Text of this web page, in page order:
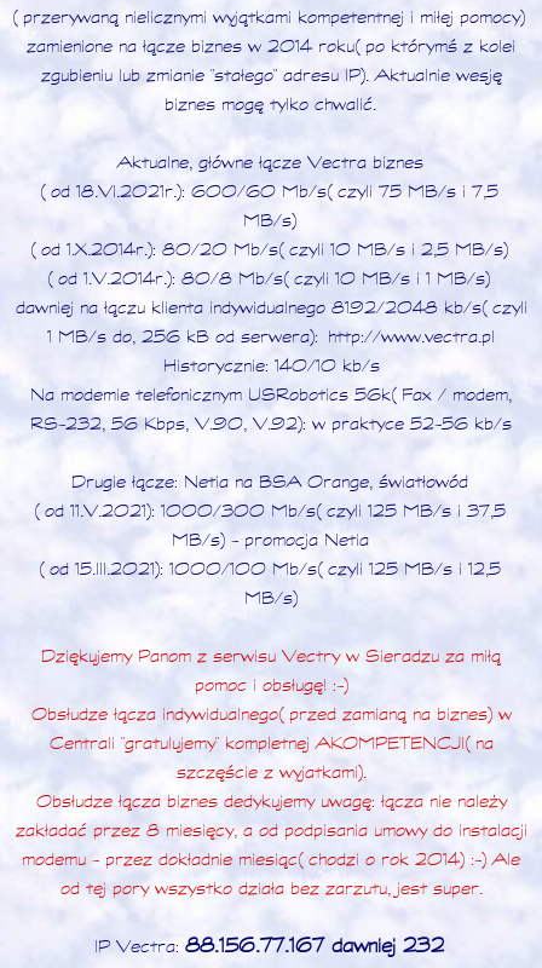
(przerywaną nielicznymi wyjątkami kompetentnej i miłej pomocy)
zamienione na łącze biznes w 2014 roku (po którymś z kolei
zgubieniu lub zmianie "stałego" adresu IP). Aktualnie wesję
biznes mogę tylko chwalić.
Aktualne, główne łącze Vectra biznes
(od 18.VI.2021r.): 600/60 Mb/s (czyli 75 MB/s i 7,5
MB/s)
(od 1.X.2014r.): 80/20 Mb/s (czyli 10 MB/s i 2,5 MB/s)
(od 1.V.2014r.): 80/8 Mb/s (czyli 10 MB/s i 1 MB/s)
dawniej na łączu klienta indywidualnego 8192/2048 kb/s (czyli
1 MB/s do, 256 kB od serwera): http://www.vectra.pl
Historycznie: 140/10 kb/s
Na modemie telefonicznym USRobotics 56k (Fax / modem,
RS-232, 56 Kbps, V.90, V.92): w praktyce 52-56 kb/s
Drugie łącze: Netia na BSA Orange, światłowód
(od 11.V.2021): 1000/300 Mb/s (czyli 125 MB/s i 37,5
MB/s) - promocja Netia
(od 15.III.2021): 1000/100 Mb/s (czyli 125 MB/s i 12,5
MB/s)
Dziękujemy Panom z serwisu Vectry w Sieradzu za miłą
pomoc i obsługę! :-)
Obsłudze łącza indywidualnego (przed zamianą na biznes) w
Centrali "gratulujemy" kompletnej AKOMPETENCJI (na
szczęście z wyjatkami).
Obsłudze łącza biznes dedykujemy uwagę: łącza nie należy
zakładać przez 8 miesięcy, a od podpisania umowy do instalacji
modemu - przez dokładnie miesiąc (chodzi o rok 2014) :-) Ale
od tej pory wszystko działa bez zarzutu, jest super.
IP Vectra: 88.156.77.167 dawniej 232